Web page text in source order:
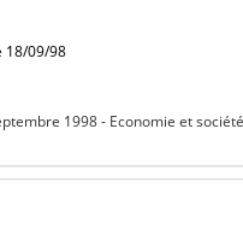
18/09/98
1998 - Economie et